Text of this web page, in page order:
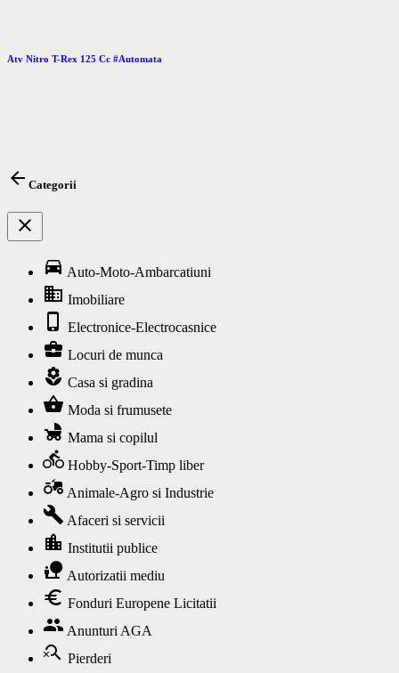
Atv Nitro T-Rex 125 Cc #Automata
arrow_back Categorii
close
directions_car Auto-Moto-Ambarcatiuni
business Imobiliare
phone_iphone Electronice-Electrocasnice
business_center Locuri de munca
local_florist Casa si gradina
shopping_basket Moda si frumusete
child_friendly Mama si copilul
directions_bike Hobby-Sport-Timp liber
agriculture Animale-Agro si Industrie
build Afaceri si servicii
location_city Institutii publice
nature_people Autorizatii mediu
euro Fonduri Europene Licitatii
group Anunturi AGA
search_off Pierderi